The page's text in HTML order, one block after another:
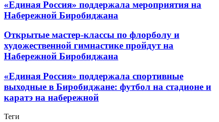
«Единая Россия» поддержала мероприятия на
Набережной Биробиджана
Открытые мастер-классы по флорболу и
художественной гимнастике пройдут на
Набережной Биробиджана
«Единая Россия» поддержала спортивные
выходные в Биробиджане: футбол на стадионе и
каратэ на набережной
Теги